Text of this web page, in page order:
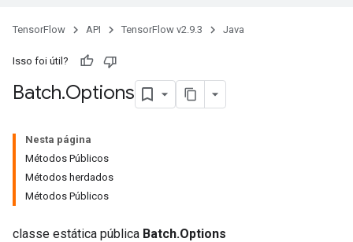
TensorFlow API TensorFlow v2.9.3 Java
Isso foi útil?
Batch.Options
Nesta página
Métodos Públicos
Métodos herdados
Métodos Públicos
classe estática pública Batch.Options